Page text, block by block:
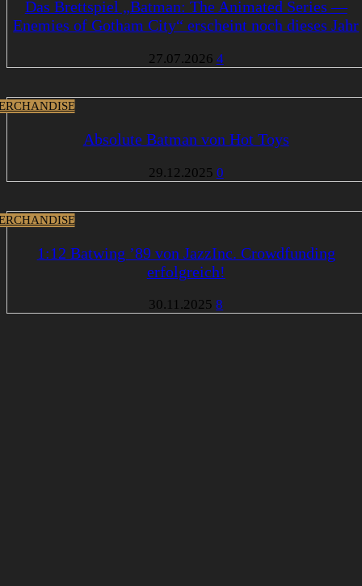
Das Brettspiel „Batman: The Animated Series —
Enemies of Gotham City“ erscheint noch dieses Jahr
27.07.2026 4
Absolute Batman von Hot Toys
29.12.2025 0
1:12 Batwing ’89 von JazzInc. Crowdfunding
erfolgreich!
30.11.2025 8